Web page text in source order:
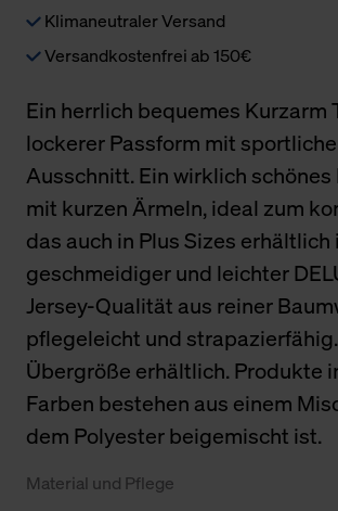
Klimaneutraler Versand
Versandkostenfrei ab 150€
Ein herrlich bequemes Kurzarm
lockerer Passform mit
Ausschnitt. Ein wirklich
mit kurzen Ärmeln, ideal zum
das auch in Plus Sizes erhältlich
geschmeidiger und leichter
Jersey-Qualität aus reiner
pflegeleicht und
Übergröße erhältlich. Produkte
Farben bestehen aus einem
dem Polyester beigemischt ist.
Material und Pflege